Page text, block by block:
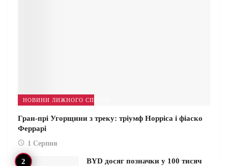
НОВИНИ ЛИЖНОГО СПОРТУ
Гран-прі Угорщини з треку: тріумф Норріса і фіаско
Феррарі
1 Серпня
BYD досяг позначки у 100 тисяч